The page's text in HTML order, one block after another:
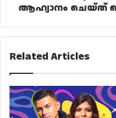
ആഹ്വാനം ചെയ്ത്
Related Articles